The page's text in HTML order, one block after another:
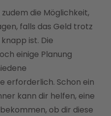
die Möglichkeit,
falls das Geld trotz
ist. Die
einige Planung
erforderlich. Schon ein
kann dir helfen, eine
ob dir diese